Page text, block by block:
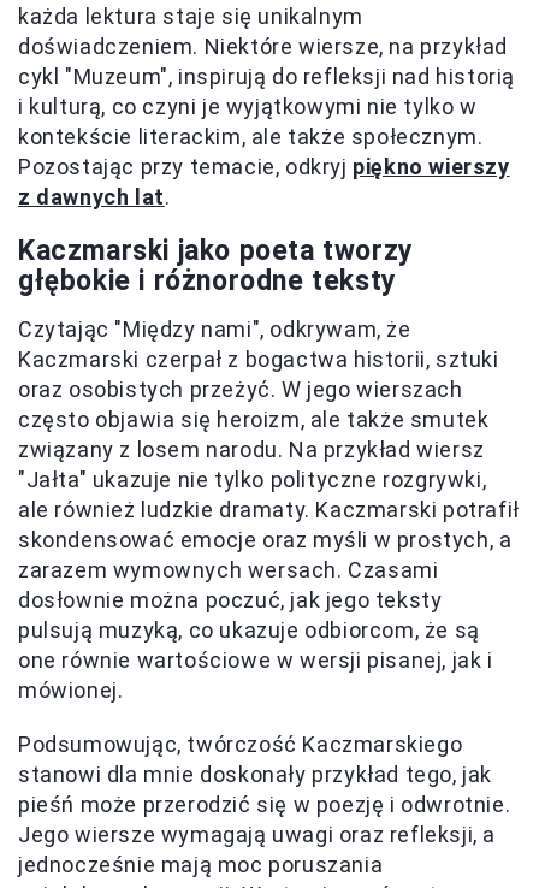
każda lektura staje się unikalnym
doświadczeniem. Niektóre wiersze, na przykład
cykl "Muzeum", inspirują do refleksji nad historią
i kulturą, co czyni je wyjątkowymi nie tylko w
kontekście literackim, ale także społecznym.
Pozostając przy temacie, odkryj piękno wierszy
z dawnych lat.
Kaczmarski jako poeta tworzy
głębokie i różnorodne teksty
Czytając "Między nami", odkrywam, że
Kaczmarski czerpał z bogactwa historii, sztuki
oraz osobistych przeżyć. W jego wierszach
często objawia się heroizm, ale także smutek
związany z losem narodu. Na przykład wiersz
"Jałta" ukazuje nie tylko polityczne rozgrywki,
ale również ludzkie dramaty. Kaczmarski potrafił
skondensować emocje oraz myśli w prostych, a
zarazem wymownych wersach. Czasami
dosłownie można poczuć, jak jego teksty
pulsują muzyką, co ukazuje odbiorcom, że są
one równie wartościowe w wersji pisanej, jak i
mówionej.
Podsumowując, twórczość Kaczmarskiego
stanowi dla mnie doskonały przykład tego, jak
pieśń może przerodzić się w poezję i odwrotnie.
Jego wiersze wymagają uwagi oraz refleksji, a
jednocześnie mają moc poruszania